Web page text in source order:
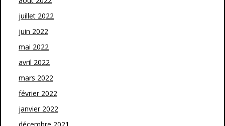
juillet 2022
juin 2022
mai 2022
avril 2022
mars 2022
février 2022
janvier 2022
décembre 2021